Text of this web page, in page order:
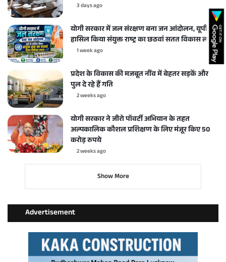
3 days ago
योगी सरकार में जल संरक्षण बना जन आंदोलन, यूपी ने
हासिल किया संयुक्त राष्ट्र का छठवां सतत विकास लक्ष्य
1 week ago
प्रदेश के विकास की मजबूत नींव में बेहतर सड़कें और
पुल दे रहे हैं गति
2 weeks ago
योगी सरकार ने जीरो पॉवर्टी अभियान के तहत
अल्पकालिक कौशल प्रशिक्षण के लिए मंजूर किए 50
करोड़ रुपये
2 weeks ago
Show More
Advertisement